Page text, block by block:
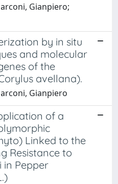
Gianpiero;
by in situ
and molecular
of the
avellana).
Gianpiero
of a
Linked to the
Resistance to
in Pepper